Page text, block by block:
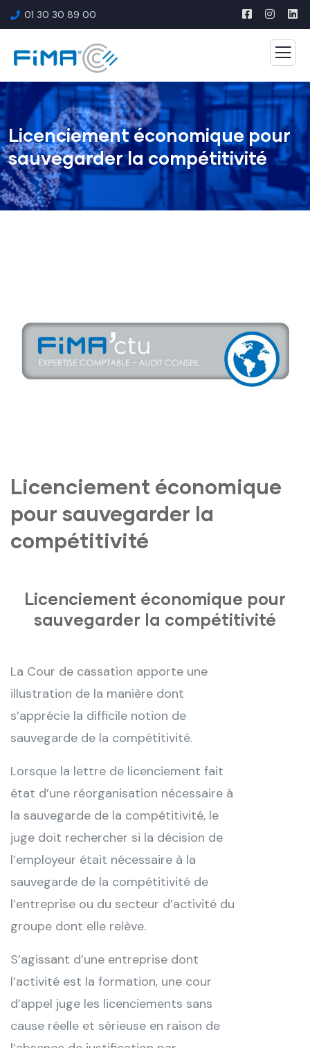
01 30 30 89 00
Licenciement économique pour
sauvegarder la compétitivité
Licenciement économique
pour sauvegarder la
compétitivité
Licenciement économique pour
sauvegarder la compétitivité
La Cour de cassation apporte une
illustration de la manière dont
s’apprécie la difficile notion de
sauvegarde de la compétitivité.
Lorsque la lettre de licenciement fait
état d’une réorganisation nécessaire à
la sauvegarde de la compétitivité, le
juge doit rechercher si la décision de
l’employeur était nécessaire à la
sauvegarde de la compétitivité de
l’entreprise ou du secteur d’activité du
groupe dont elle relève.
S’agissant d’une entreprise dont
l’activité est la formation, une cour
d’appel juge les licenciements sans
cause réelle et sérieuse en raison de